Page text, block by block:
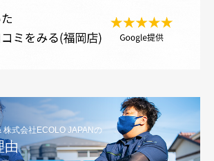
株式会社ECOLO JAPANの
由